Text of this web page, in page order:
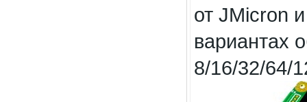
от JMicron
вариантах
8/16/32/64/